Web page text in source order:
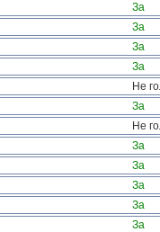
За
За
За
За
Не
За
Не
За
За
За
За
За